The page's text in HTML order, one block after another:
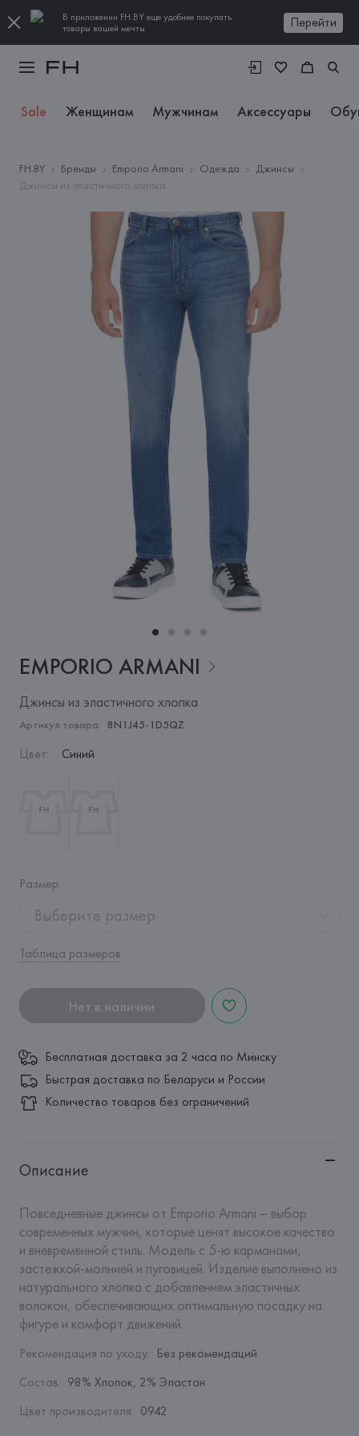
В приложении FH.BY еще удобнее покупать
товары вашей мечты
Перейти
Sale Женщинам Мужчинам Аксессуары
FH.BY Бренды Emporio Armani Одежда
Джинсы
Джинсы из эластичного хлопка
EMPORIO ARMANI
Джинсы из эластичного хлопка
Артикул товара: 8N1J45-1D5QZ
Цвет: Синий
Размер:
Выберите размер
Таблица размеров
Нет в наличии
Бесплатная доставка за 2 часа по Минску
Быстрая доставка по Беларуси и России
Количество товаров без ограничений
Описание
Повседневные джинсы от Emporio Armani – выбор
современных мужчин, которые ценят высокое качество
и вневременной стиль. Модель с 5-ю карманами,
застежкой-молнией и пуговицей. Изделие выполнено из
натурального хлопка с добавлением эластичных
волокон, обеспечивающих оптимальную посадку на
фигуре и комфорт движений.
Рекомендация по уходу: Без рекомендаций
Состав: 98% Хлопок, 2% Эластан
Цвет производителя: 0942